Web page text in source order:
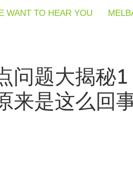
WANT TO HEAR YOU
WANT TO HEAR YOU
WANT TO HEAR YOU
问题大揭
来是这么回